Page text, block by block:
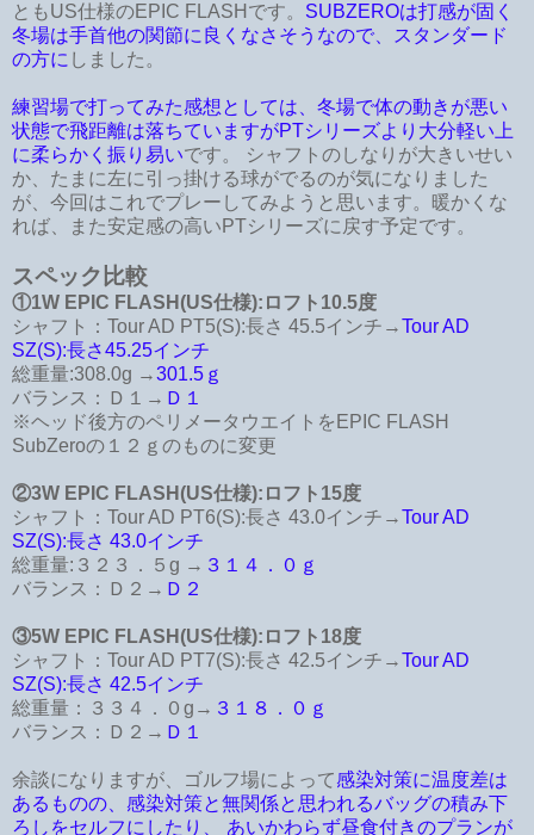
ともUS仕様のEPIC FLASHです。 SUBZEROは打感が固く
冬場は手首他の関節に良くなさそうなので、スタンダード
の方に しました。
練習場で打ってみた感想としては、冬場で体の動きが悪い
状態で飛距離は落ちていますがPTシリーズより大分軽い上
に柔らかく振り易いです。 シャフトのしなりが大きいせい
か、たまに左に引っ掛ける球がでるのが気になりました
が、今回はこれでプレーしてみようと思います。暖かくな
れば、また安定感の高いPTシリーズに戻す予定です。
スペック比較
①1W EPIC FLASH(US仕様):ロフト10.5度
シャフト：Tour AD PT5(S):長さ 45.5インチ→Tour AD
SZ(S):長さ45.25インチ
総重量:308.0g →301.5ｇ
バランス：Ｄ１→ Ｄ１
※ヘッド後方のペリメータウエイトをEPIC FLASH
SubZeroの１２ｇのものに変更
②3W EPIC FLASH(US仕様):ロフト15度
シャフト：Tour AD PT6(S):長さ 43.0インチ→Tour AD
SZ(S):長さ 43.0インチ
総重量:３２３．５g → ３１４．０ｇ
バランス：Ｄ２→ Ｄ２
③5W EPIC FLASH(US仕様):ロフト18度
シャフト：Tour AD PT7(S):長さ 42.5インチ→Tour AD
SZ(S):長さ 42.5インチ
総重量：３３４．０g→ ３１８．０ｇ
バランス：Ｄ２→ Ｄ１
余談になりますが、ゴルフ場によって感染対策に温度差は
あるものの、感染対策と無関係と思われるバッグの積み下
ろしをセルフにしたり、 あいかわらず昼食付きのプランが